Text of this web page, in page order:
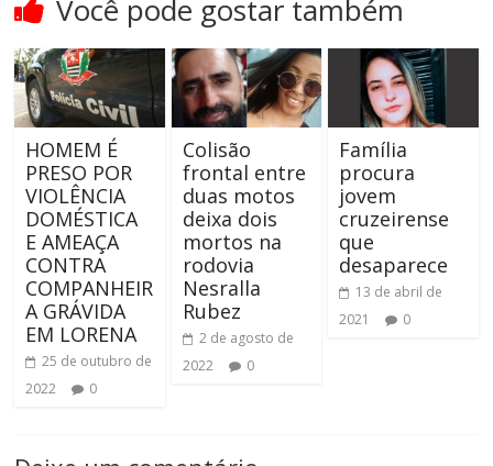
Você pode gostar também
HOMEM É
PRESO POR
VIOLÊNCIA
DOMÉSTICA
E AMEAÇA
CONTRA
COMPANHEIR
A GRÁVIDA
EM LORENA
25 de outubro de
2022
0
Colisão
frontal entre
duas motos
deixa dois
mortos na
rodovia
Nesralla
Rubez
2 de agosto de
2022
0
Família
procura
jovem
cruzeirense
que
desaparece
13 de abril de
2021
0